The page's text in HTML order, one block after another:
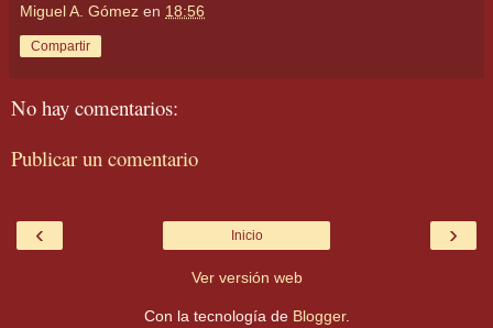
Miguel A. Gómez en 18:56
Compartir
No hay comentarios:
Publicar un comentario
‹ ›
Inicio
Ver versión web
Con la tecnología de Blogger.